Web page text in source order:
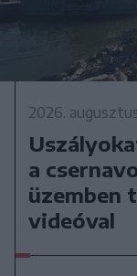
2026.
a
üzemben
videóval